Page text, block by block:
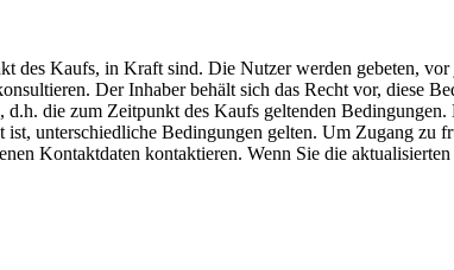
des Kaufs, in Kraft sind. Die Nutzer werden gebeten,
Der Inhaber behält sich das Recht vor, diese
die zum Zeitpunkt des Kaufs geltenden
unterschiedliche Bedingungen gelten. Um Zugang zu
Kontaktdaten kontaktieren. Wenn Sie die